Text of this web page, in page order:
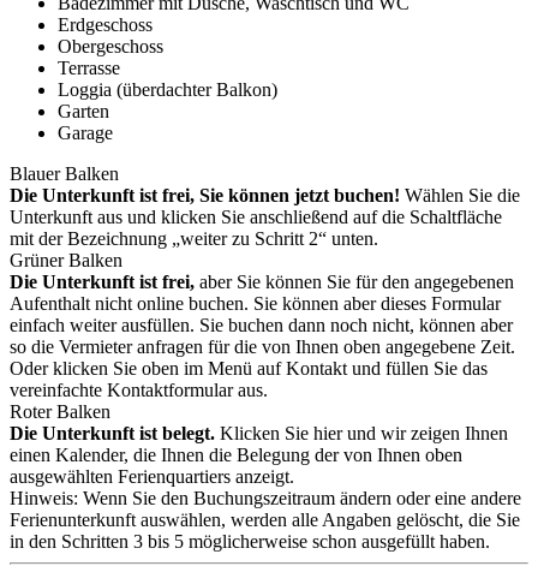
Erdgeschoss
Obergeschoss
Terrasse
Loggia (überdachter Balkon)
Garten
Garage
Blauer Balken
Die Unterkunft ist frei, Sie können jetzt buchen! Wählen Sie die
Unterkunft aus und klicken Sie anschließend auf die Schaltfläche
mit der Bezeichnung „weiter zu Schritt 2“ unten.
Grüner Balken
Die Unterkunft ist frei, aber Sie können Sie für den angegebenen
Aufenthalt nicht online buchen. Sie können aber dieses Formular
einfach weiter ausfüllen. Sie buchen dann noch nicht, können aber
so die Vermieter anfragen für die von Ihnen oben angegebene Zeit.
Oder klicken Sie oben im Menü auf Kontakt und füllen Sie das
vereinfachte Kontaktformular aus.
Roter Balken
Die Unterkunft ist belegt. Klicken Sie hier und wir zeigen Ihnen
einen Kalender, die Ihnen die Belegung der von Ihnen oben
ausgewählten Ferienquartiers anzeigt.
Hinweis: Wenn Sie den Buchungszeitraum ändern oder eine andere
Ferienunterkunft auswählen, werden alle Angaben gelöscht, die Sie
in den Schritten 3 bis 5 möglicherweise schon ausgefüllt haben.